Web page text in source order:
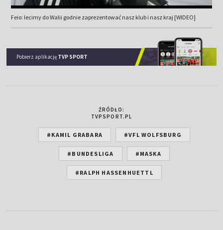
Feio: lecimy do Walii godnie zaprezentować nasz klub i nasz kraj [WIDEO]
Pobierz aplikację TVP SPORT
ŹRÓDŁO:
TVPSPORT.PL
#KAMIL GRABARA #VFL WOLFSBURG
#BUNDESLIGA #MASKA
#RALPH HASSENHUETTL